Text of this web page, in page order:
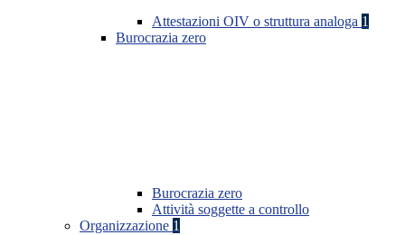
Attestazioni OIV o struttura analoga 1
Burocrazia zero
Burocrazia zero
Attività soggette a controllo
Organizzazione 1